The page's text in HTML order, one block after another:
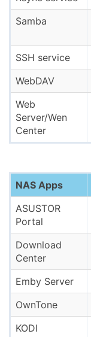
Samba
SSH service
WebDAV
Web
Server/Wen
Center
NAS Apps
ASUSTOR
Portal
Download
Center
Emby Server
OwnTone
KODI